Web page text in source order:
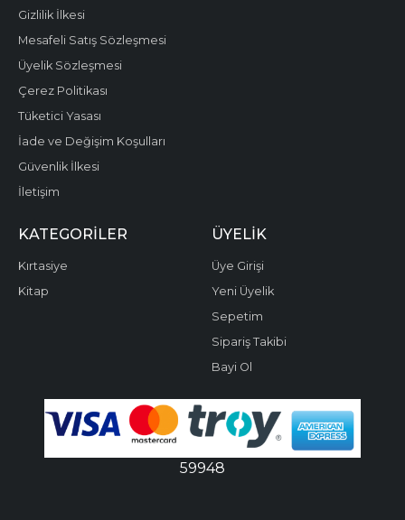
Gizlilik İlkesi
Mesafeli Satış Sözleşmesi
Üyelik Sözleşmesi
Çerez Politikası
Tüketici Yasası
İade ve Değişim Koşulları
Güvenlik İlkesi
İletişim
KATEGORILER
Kırtasiye
Kitap
ÜYELIK
Üye Girişi
Yeni Üyelik
Sepetim
Sipariş Takibi
Bayi Ol
59948